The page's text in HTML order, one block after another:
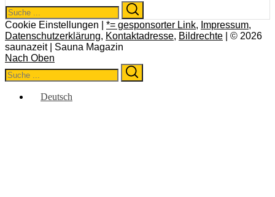
Search
for:
Cookie Einstellungen | *= gesponsorter Link, Impressum,
Datenschutzerklärung, Kontaktadresse, Bildrechte | © 2026
saunazeit | Sauna Magazin
Nach Oben
Search
for:
Deutsch